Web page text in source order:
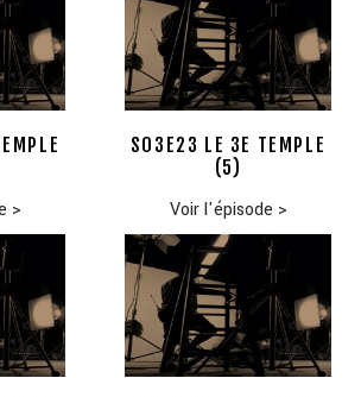
>
S03E23 LE 3E TEMPLE
(5)
Voir l'épisode >